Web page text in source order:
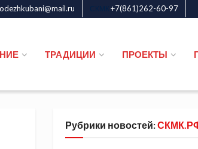
+7(861)262-60-97
ТРАДИЦИИ ПРОЕКТЫ
Рубрики новостей: